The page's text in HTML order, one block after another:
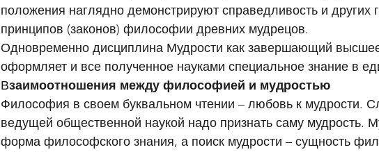
положения наглядно демонстрируют справедливость и других
принципов (законов) философии древних мудрецов.
Одновременно дисциплина Мудрости как завершающий
оформляет и все полученное науками специальное знание в
Взаимоотношения между философией и мудростью
Философия в своем буквальном чтении – любовь к мудрости.
ведущей общественной наукой надо признать саму мудрость.
форма философского знания, а поиск мудрости – сущность